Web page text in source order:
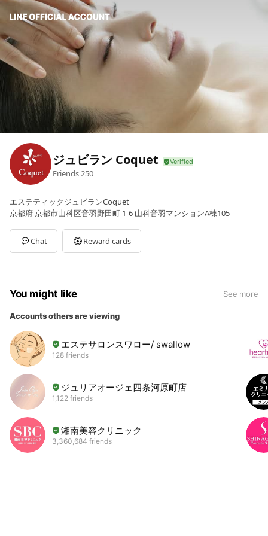
ジュビラン Coquet
Friends250
エステティックジュビランCoquet
京都府 京都市山科区音羽野田町 1-6 山科音羽マンションA棟105
Chat Reward cards
You might like See more
Accounts others are viewing
エステサロンスワロー/ swallow
128 friends
ジュリアオージェ四条河原町店
1,122 friends
湘南美容クリニック
3,360,684 friends